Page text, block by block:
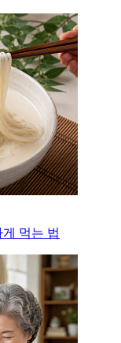
먹는 법